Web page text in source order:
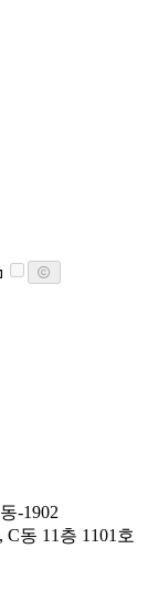
-1902
동 11층 1101호